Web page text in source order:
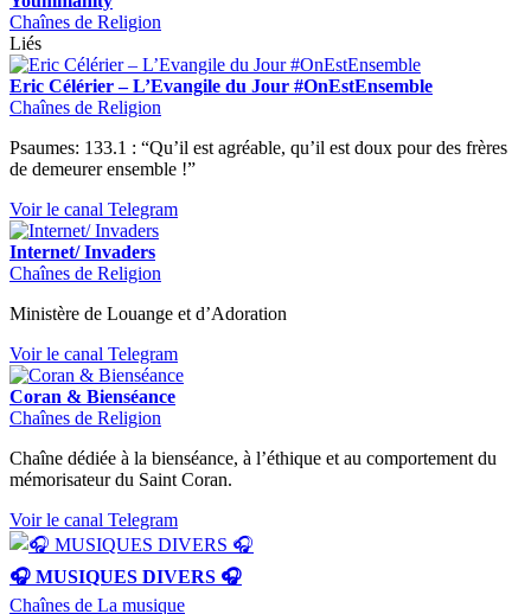
Chaînes de Religion
Liés
Eric Célérier – L’Evangile du Jour #OnEstEnsemble
Chaînes de Religion
Psaumes: 133.1 : “Qu’il est agréable, qu’il est doux pour des frères
de demeurer ensemble !”
Voir le canal Telegram
Internet/ Invaders
Chaînes de Religion
Ministère de Louange et d’Adoration
Voir le canal Telegram
Coran & Bienséance
Chaînes de Religion
Chaîne dédiée à la bienséance, à l’éthique et au comportement du
mémorisateur du Saint Coran.
Voir le canal Telegram
🎧 MUSIQUES DIVERS 🎧
Chaînes de La musique